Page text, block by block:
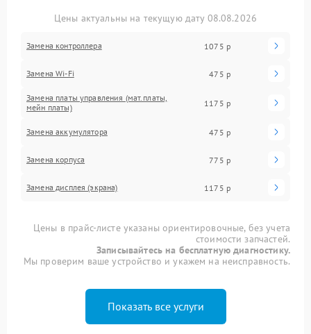
Цены актуальны на текущую дату 08.08.2026
Замена контроллера 1075 р
Замена Wi-Fi 475 р
Замена платы управления (мат.платы,
мейн платы)
1175 р
Замена аккумулятора 475 р
Замена корпуса 775 р
Замена дисплея (экрана) 1175 р
Цены в прайс-листе указаны ориентировочные, без учета
стоимости запчастей.
Записывайтесь на бесплатную диагностику.
Мы проверим ваше устройство и укажем на неисправность.
Показать все услуги